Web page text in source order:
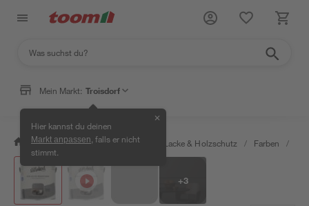
Mein Markt: Troisdorf
Hier kannst du deinen
Markt anpassen , falls er nicht
stimmt.
✕
/ Bauen & Renovieren / Farben, Lacke & Holzschutz / Farben /
+3